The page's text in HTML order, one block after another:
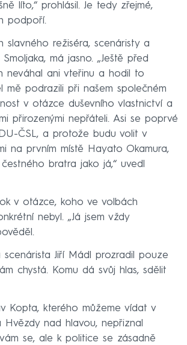
líto,“ prohlásil. Je tedy zřejmé,
podpoří.
slavného režiséra, scenáristy a
má jasno. „Ještě před
neváhal ani vteřinu a hodil to
mě podrazili při našem společném
v otázce duševního vlastnictví a
přirozenými nepřáteli. Asi se poprvé
ČSL, a protože budu volit v
na prvním místě Hayato Okamura,
bratra jako já,“ uvedl
v otázce, koho ve volbách
nebyl. „Já jsem vždy
scenárista Jiří Mádl prozradil pouze
chystá. Komu dá svůj hlas, sdělit
Kopta, kterého můžeme vídat v
Hvězdy nad hlavou, nepřiznal
se, ale k politice se zásadně